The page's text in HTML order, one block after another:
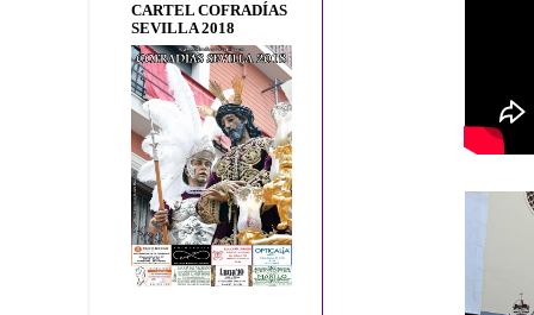
CARTEL COFRADÍAS
SEVILLA 2018